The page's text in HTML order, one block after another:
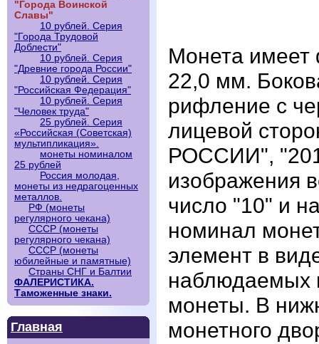
"Города Воинской
Славы"
10 рублей. Серия
"Города Трудовой
Доблести"
10 рублей. Серия
"Древние города России"
10 рублей. Серия
"Российская Федерация"
10 рублей. Серия
"Человек труда"
25 рублей. Серия
«Российская (Советская)
мультипликация».
монеты номиналом
25 рублей
Россия молодая,
монеты из недрагоценных
металлов.
РФ (монеты
регулярного чекана)
СССР (монеты
регулярного чекана)
СССР (монеты
юбилейные и памятные)
Страны СНГ и Балтии
ФАЛЕРИСТИКА.
Таможенные знаки.
Главная
Монета имеет
22,0 мм.
рифление с
лицевой
РОССИИ",
изображения
число "10" и
номинал
элемент в
наблюдаемых
монеты. В
монетного